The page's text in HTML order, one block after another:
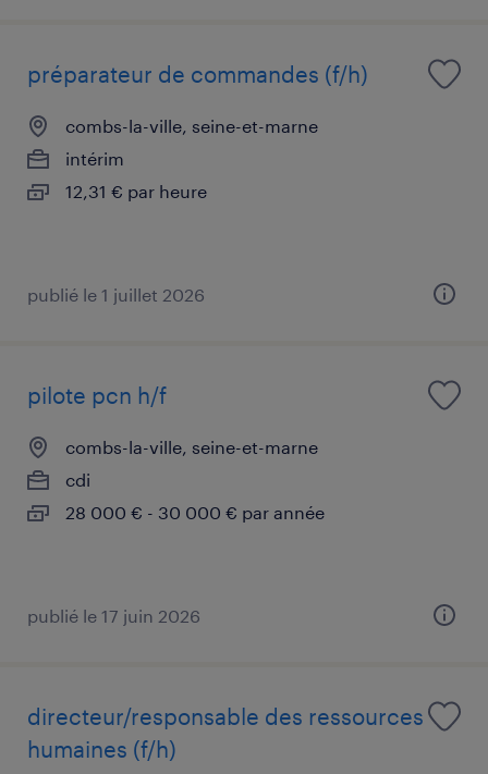
préparateur de commandes (f/h)
combs-la-ville, seine-et-marne
intérim
12,31 € par heure
publié le 1 juillet 2026
pilote pcn h/f
combs-la-ville, seine-et-marne
cdi
28 000 € - 30 000 € par année
publié le 17 juin 2026
directeur/responsable des ressources
humaines (f/h)